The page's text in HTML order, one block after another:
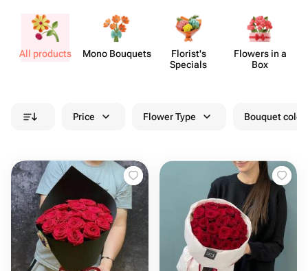
All products Mono Bouquets
Florist's
Specials
Flowers in a
Box
Price Flower Type Bouquet